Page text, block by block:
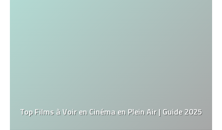
Top Films à Voir en Cinéma en Plein Air | Guide 2025